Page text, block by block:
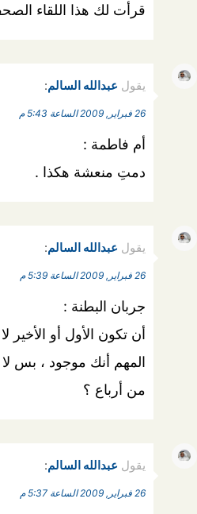
قرأت لك هذا اللقاء
يقول عبدالله السالم:
26 فبراير, 2009 الساعة 5:43 م
أم فاطمة :
دمتِ منعشة هكذا .
يقول عبدالله السالم:
26 فبراير, 2009 الساعة 5:39 م
جربان البطنة :
أن تكون الأول أو الأخير
المهم أنك موجود ، بس
من أرباع ؟
يقول عبدالله السالم:
26 فبراير, 2009 الساعة 5:37 م